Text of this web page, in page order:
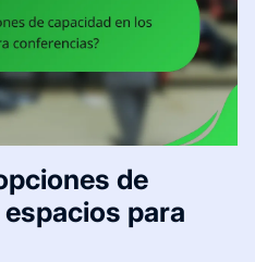
de
para